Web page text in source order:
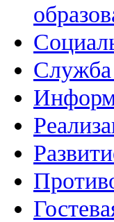
Служба